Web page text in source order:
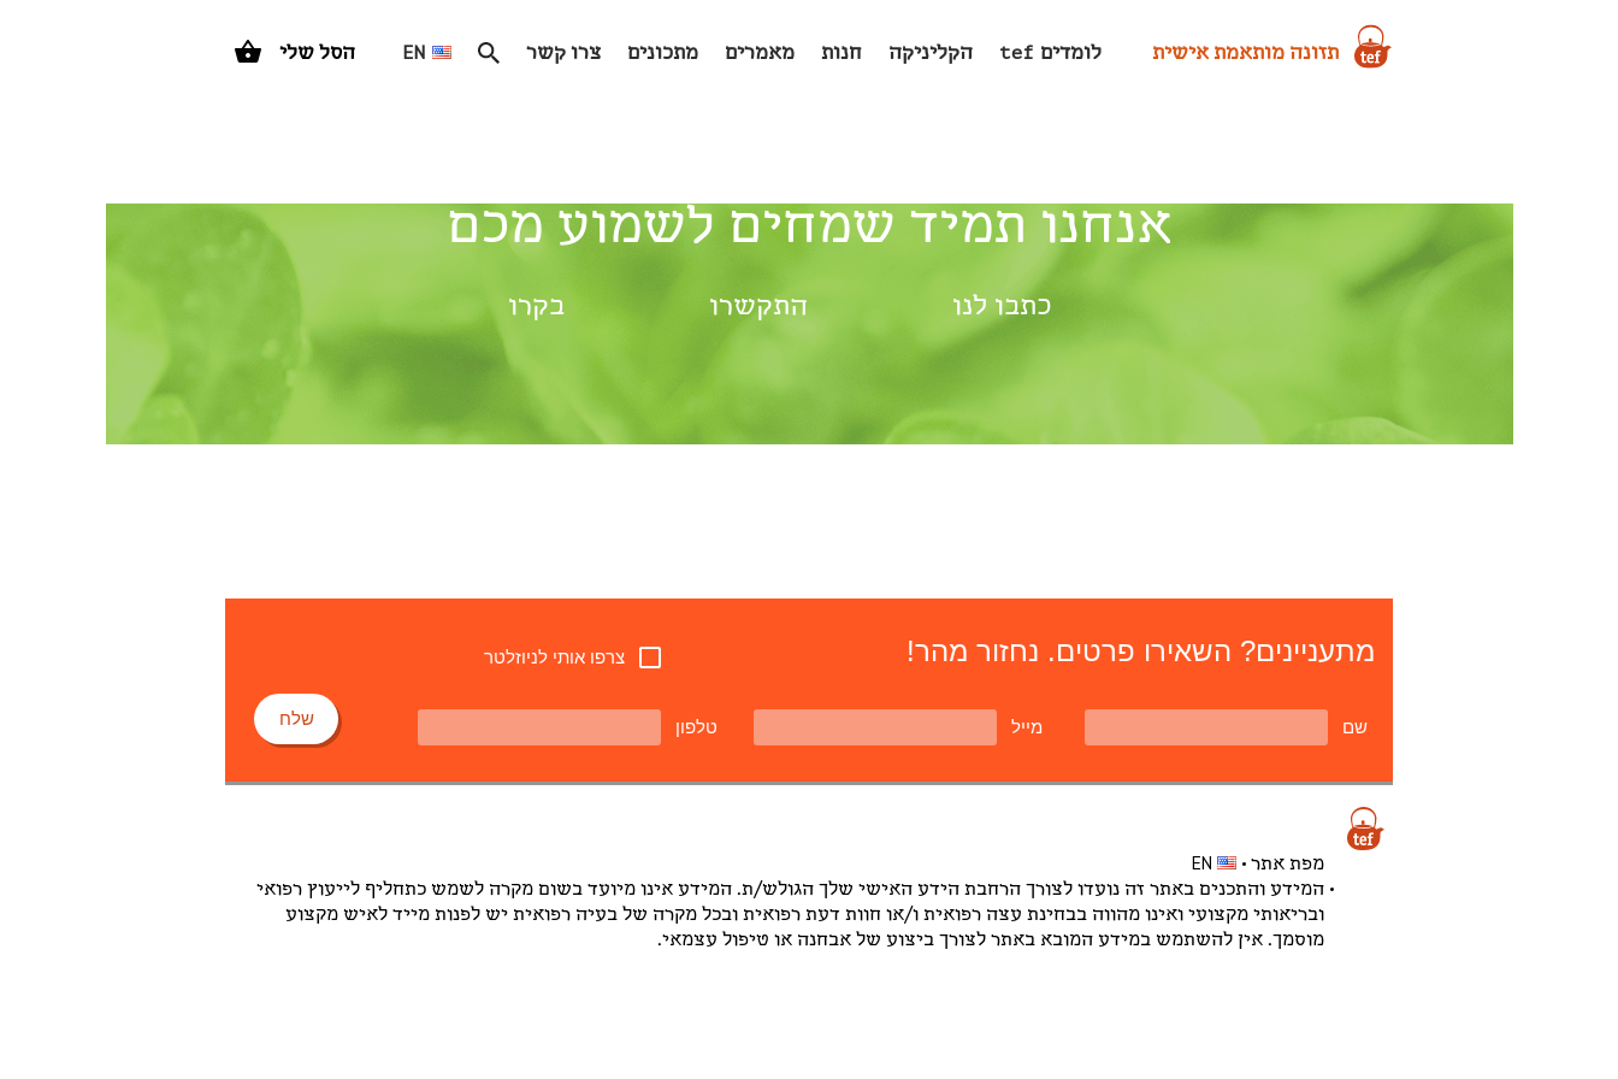
תזונה מותאמת אישית לומדים tef הקליניקה חנות מאמרים מתכונים צרו קשר EN הסל שלי
אנחנו תמיד שמחים לשמוע מכם
כתבו לנו התקשרו בקרו
מתעניינים? השאירו פרטים. נחזור מהר! צרפו אותי לניוזלטר
שם מייל טלפון שלח
מפת אתר
EN
המידע והתכנים באתר זה נועדו לצורך הרחבת הידע האישי שלך הגולש/ת. המידע אינו מיועד בשום מקרה לשמש כתחליף לייעוץ רפואי
ובריאותי מקצועי ואינו מהווה בבחינת עצה רפואית ו/או חוות דעת רפואית ובכל מקרה של בעיה רפואית יש לפנות מייד לאיש מקצוע
מוסמך. אין להשתמש במידע המובא באתר לצורך ביצוע של אבחנה או טיפול עצמאי.